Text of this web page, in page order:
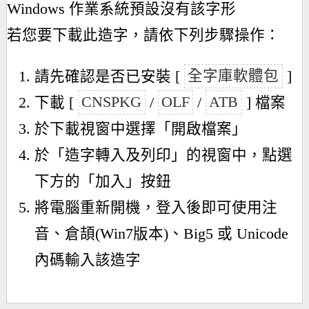
Windows 作業系統預設沒有該字形
若您要下載此造字，請依下列步驟操作：
請先確認是否已安裝 [ 全字庫軟體包 ]
下載 [ CNSPKG / OLF / ATB ] 檔案
於下載視窗中選擇「開啟檔案」
於「造字轉入及列印」的視窗中，點選
下方的「加入」按鈕
將電腦重新開機，登入後即可使用注
音、倉頡(Win7版本)、Big5 或 Unicode
內碼輸入該造字